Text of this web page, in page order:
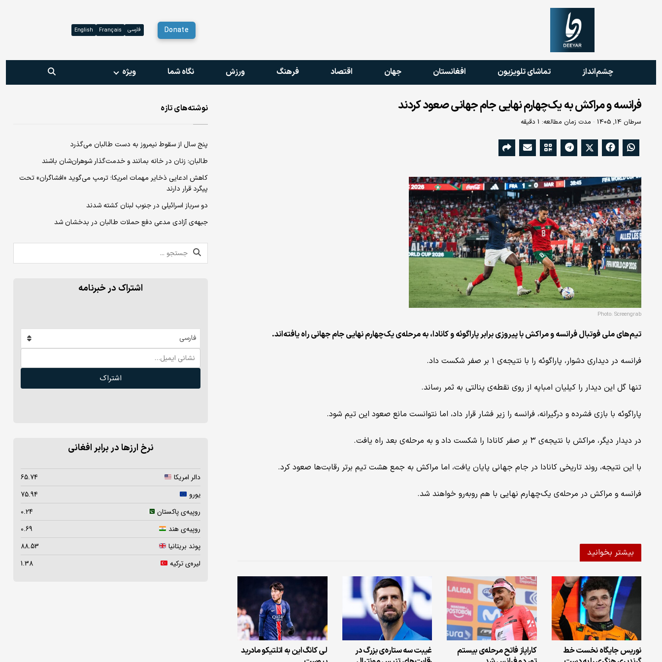
Donate فارسی Français
English
چشم‌انداز تماشای تلویزیون افغانستان جهان اقتصاد فرهنگ ورزش نگاه شما ویژه‌
فرانسه و مراکش به یک‌چهارم نهایی جام جهانی صعود کردند
سرطان 14, 1405 مدت زمان مطالعه: 1 دقیقه
Photo: Screengrab
تیم‌های ملی فوتبال فرانسه و مراکش با پیروزی برابر پاراگوئه و کانادا، به مرحله‌ی یک‌چهارم نهایی جام جهانی راه یافته‌اند.
فرانسه در دیداری دشوار، پاراگوئه را با نتیجه‌ی ۱ بر صفر شکست داد.
تنها گل این دیدار را کیلیان امباپه از روی نقطه‌ی پنالتی به ثمر رساند.
پاراگوئه با بازی فشرده و درگیرانه، فرانسه را زیر فشار قرار داد، اما نتوانست مانع صعود این تیم شود.
در دیدار دیگر، مراکش با نتیجه‌ی ۳ بر صفر کانادا را شکست داد و به مرحله‌ی بعد راه یافت.
با این نتیجه، روند تاریخی کانادا در جام جهانی پایان یافت، اما مراکش به جمع هشت تیم برتر رقابت‌ها صعود کرد.
فرانسه و مراکش در مرحله‌ی یک‌چهارم نهایی با هم روبه‌رو خواهند شد.
بیشتر بخوانید
نوریس جایگاه نخست خط
کاراپاز فاتح مرحله‌ی بیستم
غیبت سه ستاره‌ی بزرگ در
لی کانگ‌این به اتلتیکو مادرید
نوشته‌های تازه
پنج سال از سقوط نیمروز به دست طالبان می‌گذرد
طالبان: زنان در خانه بمانند و خدمت‌گذار شوهران‌شان باشند
کاهش ادعایی ذخایر مهمات امریکا؛ ترمپ می‌گوید «افشاگران» تحت
پیگرد قرار دارند
دو سرباز اسرائیلی در جنوب لبنان کشته شدند
جبهه‌ی آزادی مدعی دفع حملات طالبان در بدخشان شد
اشتراک در خبرنامه
فارسی
اشتراک
نرخ ارزها در برابر افغانی
دالر امریکا
65.74
یورو
75.94
روپیه‌ی پاکستان
0.24
روپیه‌ی هند
0.69
پوند بریتانیا
88.53
لیره‌ی ترکیه
1.38